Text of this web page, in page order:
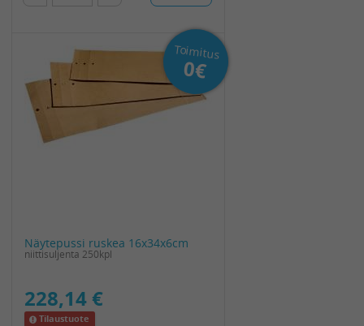
Toimitus
0€
Näytepussi ruskea 16x34x6cm
niittisuljenta 250kpl
228,14 €
Tilaustuote